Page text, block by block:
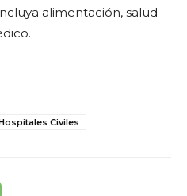
alimentación, salud
Civiles